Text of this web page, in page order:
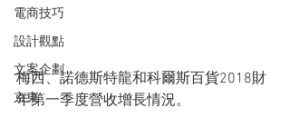
電商技巧
設計觀點
文案企劃
京東
梅西、諾德斯特龍和科爾斯百貨2018財
年第一季度營收增長情況。